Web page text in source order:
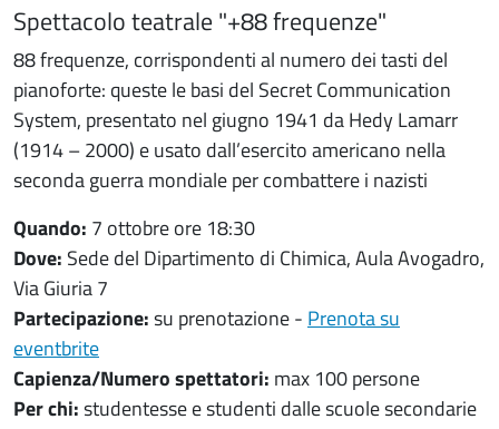
Spettacolo teatrale "+88 frequenze"
88 frequenze, corrispondenti al numero dei tasti del
pianoforte: queste le basi del Secret Communication
System, presentato nel giugno 1941 da Hedy Lamarr
(1914 – 2000) e usato dall’esercito americano nella
seconda guerra mondiale per combattere i nazisti
Quando: 7 ottobre ore 18:30
Dove: Sede del Dipartimento di Chimica, Aula Avogadro,
Via Giuria 7
Partecipazione:su prenotazione - Prenota su
eventbrite
Capienza/Numero spettatori: max 100 persone
Per chi:studentesse e studenti dalle scuole secondarie